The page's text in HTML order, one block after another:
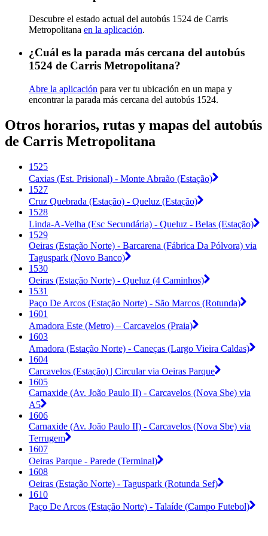
Descubre el estado actual del autobús 1524 de Carris
Metropolitana en la aplicación.
¿Cuál es la parada más cercana del autobús
1524 de Carris Metropolitana?
Abre la aplicación para ver tu ubicación en un mapa y
encontrar la parada más cercana del autobús 1524.
Otros horarios, rutas y mapas del autobús
de Carris Metropolitana
1525
Caxias (Est. Prisional) - Monte Abraão (Estação)
1527
Cruz Quebrada (Estação) - Queluz (Estação)
1528
Linda-A-Velha (Esc Secundária) - Queluz - Belas (Estação)
1529
Oeiras (Estação Norte) - Barcarena (Fábrica Da Pólvora) via
Taguspark (Novo Banco)
1530
Oeiras (Estação Norte) - Queluz (4 Caminhos)
1531
Paço De Arcos (Estação Norte) - São Marcos (Rotunda)
1601
Amadora Este (Metro) – Carcavelos (Praia)
1603
Amadora (Estação Norte) - Caneças (Largo Vieira Caldas)
1604
Carcavelos (Estação) | Circular via Oeiras Parque
1605
Carnaxide (Av. João Paulo II) - Carcavelos (Nova Sbe) via
A5
1606
Carnaxide (Av. João Paulo II) - Carcavelos (Nova Sbe) via
Terrugem
1607
Oeiras Parque - Parede (Terminal)
1608
Oeiras (Estação Norte) - Taguspark (Rotunda Sef)
1610
Paço De Arcos (Estação Norte) - Talaíde (Campo Futebol)